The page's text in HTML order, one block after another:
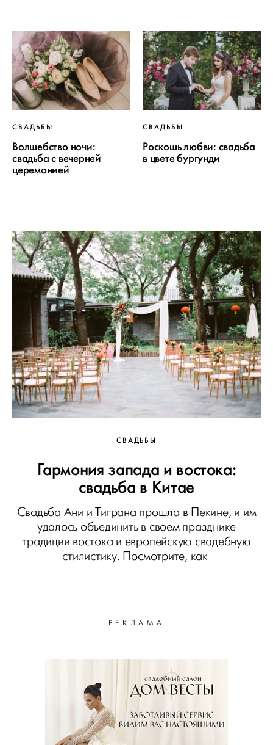
СВАДЬБЫ
Волшебство ночи:
свадьба с вечерней
церемонией
СВАДЬБЫ
Роскошь любви: свадьба
в цвете бургунди
СВАДЬБЫ
Гармония запада и востока:
свадьба в Китае
Свадьба Ани и Тиграна прошла в Пекине, и им
удалось объединить в своем празднике
традиции востока и европейскую свадебную
стилистику. Посмотрите, как
РЕКЛАМА